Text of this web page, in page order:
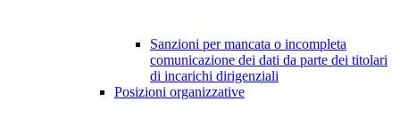
Sanzioni per mancata o incompleta
comunicazione dei dati da parte dei titolari
di incarichi dirigenziali
Posizioni organizzative